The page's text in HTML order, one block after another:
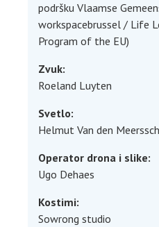
podršku Vlaamse
workspacebrussel / Life
Program of the EU)
Zvuk:
Roeland Luyten
Svetlo:
Helmut Van den
Operator drona i slike:
Ugo Dehaes
Kostimi:
Sowrong studio